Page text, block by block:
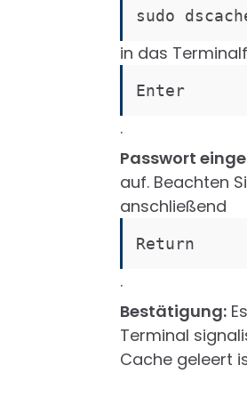
sudo
in das
Enter
.
Passwort
auf. Beachten
anschließend
Return
.
Bestätigung:
Terminal
Cache geleert